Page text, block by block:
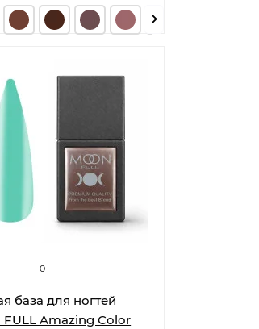
0
база для ногтей
FULL Amazing Color